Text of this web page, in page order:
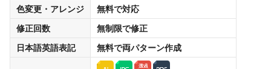
色変更・アレンジ
無料で対応
修正回数
無制限で修正
日本語英語表記
無料で両パターン作成